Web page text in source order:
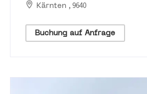
Kärnten , 9640
Buchung auf Anfrage